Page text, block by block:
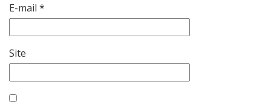
E-mail *
Site